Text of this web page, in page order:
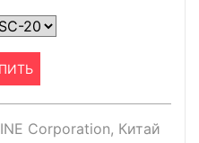
Corporation, Китай